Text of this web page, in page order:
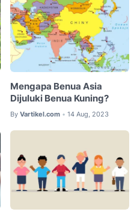
Mengapa Benua Asia
Dijuluki Benua Kuning?
By Vartikel.com • 14 Aug, 2023